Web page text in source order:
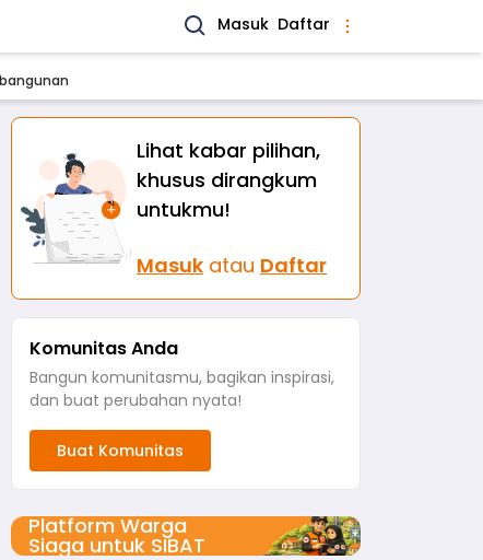
Masuk Daftar
Lihat kabar pilihan,
khusus dirangkum
untukmu!
Masuk atau Daftar
Komunitas Anda
Bangun komunitasmu, bagikan inspirasi,
dan buat perubahan nyata!
Buat Komunitas
Platform Warga
Siaga untuk SIBAT